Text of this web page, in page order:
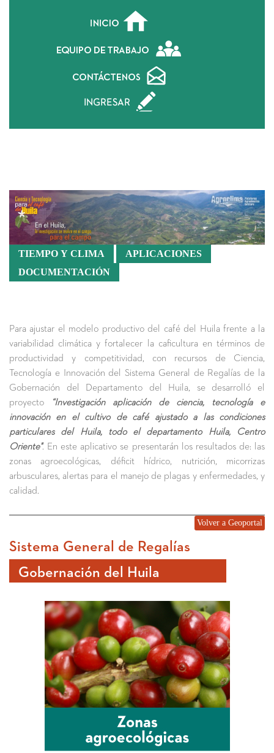
TIEMPO Y CLIMA
APLICACIONES
DOCUMENTACIÓN
Para ajustar el modelo productivo del café del Huila frente a la
variabilidad climática y fortalecer la caficultura en términos de
productividad y competitividad, con recursos de Ciencia,
Tecnología e Innovación del Sistema General de Regalías de la
Gobernación del Departamento del Huila, se desarrolló el
proyecto
“Investigación aplicación de ciencia, tecnología e
innovación en el cultivo de café ajustado a las condiciones
particulares del Huila, todo el departamento Huila, Centro
Oriente". En este aplicativo se presentarán los resultados de: las
zonas agroecológicas, déficit hídrico, nutrición, micorrizas
arbusculares, alertas para el manejo de plagas y enfermedades, y
calidad.
Volver a Geoportal
Sistema General de Regalías
Gobernación del Huila